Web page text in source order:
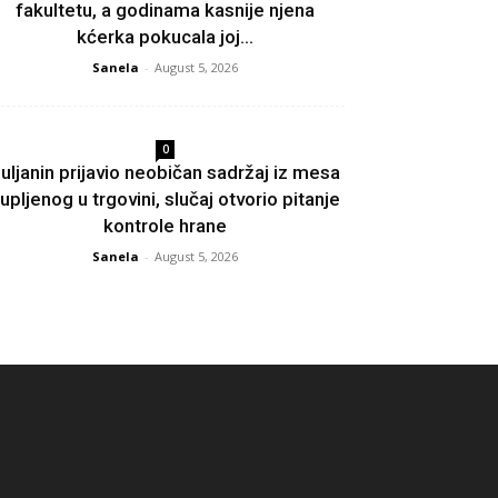
fakultetu, a godinama kasnije njena
kćerka pokucala joj...
Sanela - August 5, 2026
0
prijavio neobičan sadržaj iz mesa
u trgovini, slučaj otvorio pitanje
kontrole hrane
Sanela - August 5, 2026